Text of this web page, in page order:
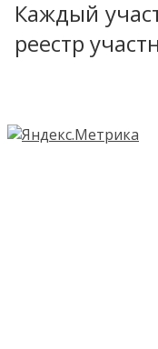
Каждый
реестр